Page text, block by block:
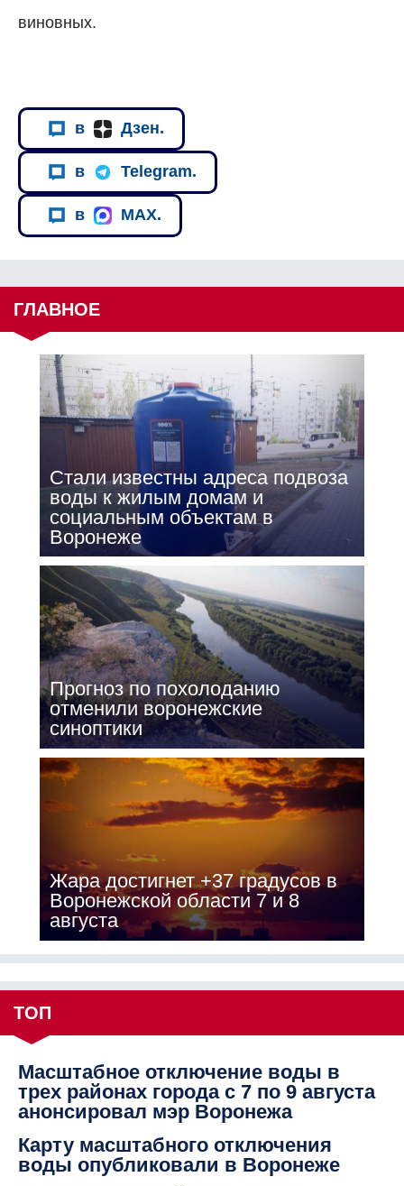
виновных.
в Дзен.
в Telegram.
в MAX.
ГЛАВНОЕ
Стали известны адреса подвоза
воды к жилым домам и
социальным объектам в
Воронеже
Прогноз по похолоданию
отменили воронежские
синоптики
Жара достигнет +37 градусов в
Воронежской области 7 и 8
августа
ТОП
Масштабное отключение воды в
трех районах города с 7 по 9 августа
анонсировал мэр Воронежа
Карту масштабного отключения
воды опубликовали в Воронеже